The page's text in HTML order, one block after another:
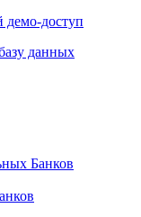
демо-доступ
данных
Банков